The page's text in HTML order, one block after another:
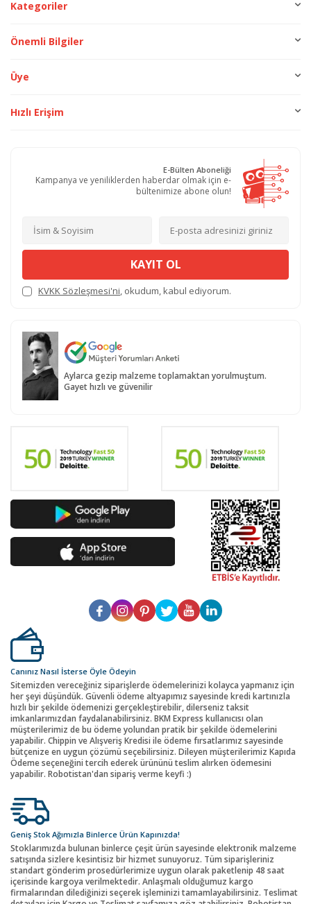
Kategoriler
Önemli Bilgiler
Üye
Hızlı Erişim
E-Bülten Aboneliği
Kampanya ve yeniliklerden haberdar olmak için e-
bültenimize abone olun!
KAYIT OL
KVKK Sözleşmesi'ni, okudum, kabul ediyorum.
Aylarca gezip malzeme toplamaktan yorulmuştum.
Gayet hızlı ve güvenilir
Canınız Nasıl İsterse Öyle Ödeyin
Sitemizden vereceğiniz siparişlerde ödemelerinizi kolayca yapmanız için
her şeyi düşündük. Güvenli ödeme altyapımız sayesinde kredi kartınızla
hızlı bir şekilde ödemenizi gerçekleştirebilir, dilerseniz taksit
imkanlarımızdan faydalanabilirsiniz. BKM Express kullanıcısı olan
müşterilerimiz de bu ödeme yolundan pratik bir şekilde ödemelerini
yapabilir. Chippin ve Alışveriş Kredisi ile ödeme fırsatlarımız sayesinde
bütçenize en uygun çözümü seçebilirsiniz. Dileyen müşterilerimiz Kapıda
Ödeme seçeneğini tercih ederek ürününü teslim alırken ödemesini
yapabilir. Robotistan'dan sipariş verme keyfi :)
Geniş Stok Ağımızla Binlerce Ürün Kapınızda!
Stoklarımızda bulunan binlerce çeşit ürün sayesinde elektronik malzeme
satışında sizlere kesintisiz bir hizmet sunuyoruz. Tüm siparişleriniz
standart gönderim prosedürlerimize uygun olarak paketlenip 48 saat
içerisinde kargoya verilmektedir. Anlaşmalı olduğumuz kargo
firmalarından dilediğinizi seçerek işleminizi tamamlayabilirsiniz. Teslimat